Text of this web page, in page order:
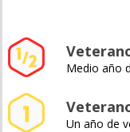
Medio año
Un año de